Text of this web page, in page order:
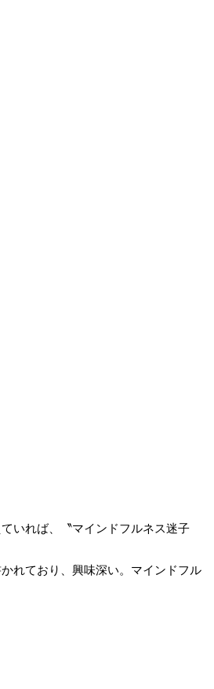
いれば、〝マインドフルネス迷子
れており、興味深い。マインドフル